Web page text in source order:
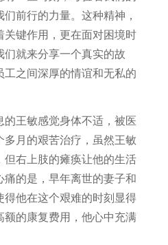
前行的力量。这种精神，
键作用，更在面对困境时
就来分享一个真实的故
之间深厚的情谊和无私的
王敏感觉身体不适，被医
月的艰苦治疗，虽然王敏
右上肢的瘫痪让他的生活
的是，早年离世的妻子和
他在这个艰难的时刻显得
的康复费用，他心中充满